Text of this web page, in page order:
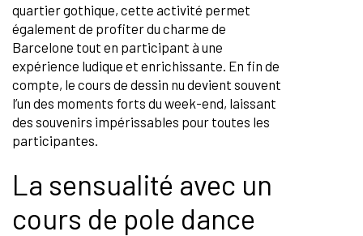
quartier gothique, cette activité permet
également de profiter du charme de
Barcelone tout en participant à une
expérience ludique et enrichissante. En fin de
compte, le cours de dessin nu devient souvent
l’un des moments forts du week-end, laissant
des souvenirs impérissables pour toutes les
participantes.
La sensualité avec un
cours de pole dance